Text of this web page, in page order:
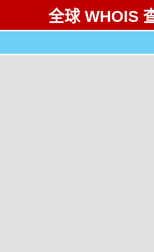
全球 WHOIS